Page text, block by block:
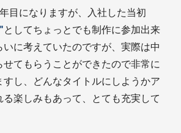
目になりますが、入社した当初
としてちょっとでも制作に参加出来
いに考えていたのですが、実際は中
てもらうことができたので非常に
すし、どんなタイトルにしようかア
る楽しみもあって、とても充実して